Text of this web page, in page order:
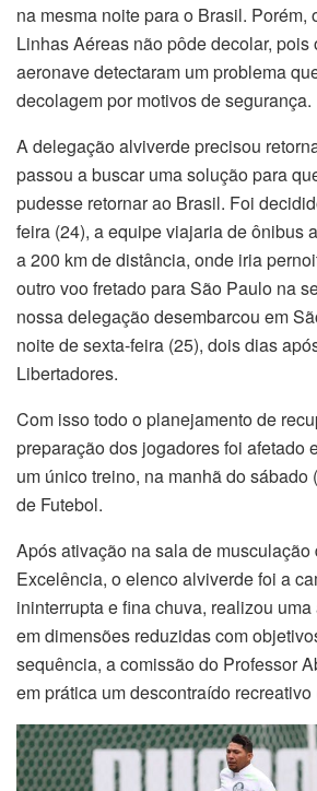
na mesma noite para o Brasil. Porém,
Linhas Aéreas não pôde decolar, pois
aeronave detectaram um problema
decolagem por motivos de segurança.
A delegação alviverde precisou
passou a buscar uma solução para
pudesse retornar ao Brasil. Foi
feira (24), a equipe viajaria de ônibus
a 200 km de distância, onde iria
outro voo fretado para São Paulo na
nossa delegação desembarcou em
noite de sexta-feira (25), dois dias
Libertadores.
Com isso todo o planejamento de
preparação dos jogadores foi afetado
um único treino, na manhã do sábado
de Futebol.
Após ativação na sala de musculação
Excelência, o elenco alviverde foi a
ininterrupta e fina chuva, realizou
em dimensões reduzidas com
sequência, a comissão do Professor
em prática um descontraído recreativo